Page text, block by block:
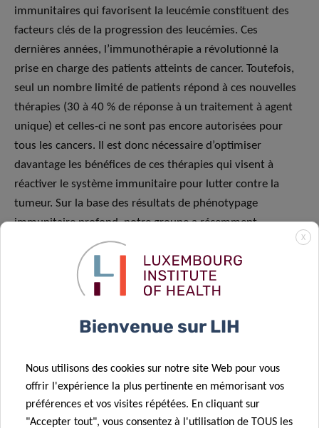
immunitaires qui favorisent la leucémie constituent des
facteurs clés de la progression des leucémies. Ces
dernières années, l’immunothérapie a révolutionné la
prise en charge des patients atteints de cancer. Toutefois,
seul un nombre limité de patients répond à ces nouvelles
thérapies (30 à 40 % de réponse à un traitement à agent
unique) et celles-ci ne sont pas encore autorisées pour
tous les cancers. Il est donc nécessaire d’optimiser
davantage les bénéfices de ces thérapies qui visent à
réactiver le système immunitaire pour lutter contre la
tumeur. Sur la base des résultats de phénotypage
immunitaire profond, notre groupe a récemment
démontré que l’immunothérapie basée sur un double
blocage des points de contrôle immunitaires était efficace
pour traiter un modèle préclinique murin de LLC (Wierz et
al, 2018). Cependant, la transposition directe de ce type de
résultats en clinique est difficile en raison de l’absence de
OBJECTIF ET HYPOTHÈSE
L’objectif de ce projet est de développer un modèle PDX de
LLC chez des souris NSG humanisées afin de tester
X
Bienvenue sur LIH
Nous utilisons des cookies sur notre site Web pour vous
offrir l'expérience la plus pertinente en mémorisant vos
préférences et vos visites répétées. En cliquant sur
"Accepter tout", vous consentez à l'utilisation de TOUS les